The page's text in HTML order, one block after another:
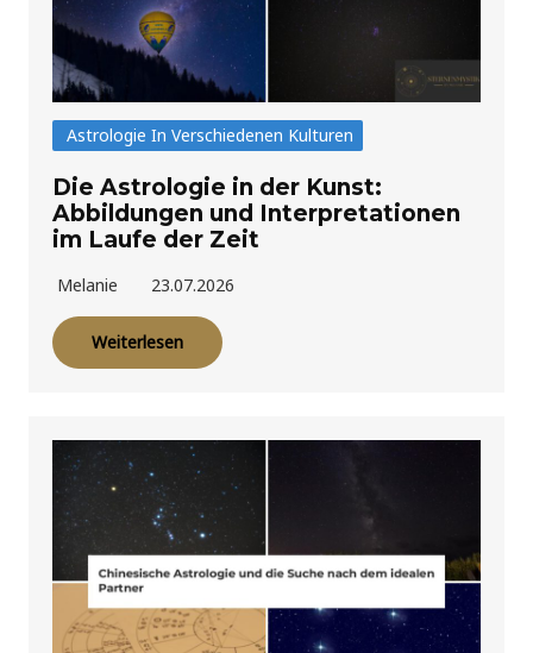
Astrologie In Verschiedenen Kulturen
Die Astrologie in der Kunst:
Abbildungen und Interpretationen
im Laufe der Zeit
Melanie 23.07.2026
Weiterlesen